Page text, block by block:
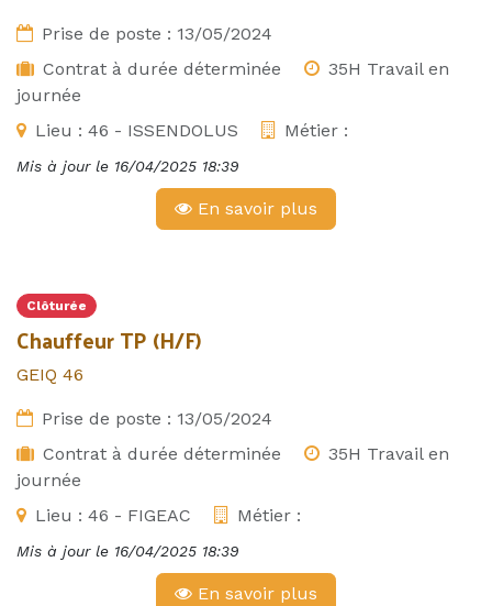
Prise de poste : 13/05/2024
Contrat à durée déterminée
35H Travail en
journée
Lieu : 46 - ISSENDOLUS Métier :
Mis à jour le 16/04/2025 18:39
En savoir plus
Clôturée
Chauffeur TP (H/F)
GEIQ 46
Prise de poste : 13/05/2024
Contrat à durée déterminée
35H Travail en
journée
Lieu : 46 - FIGEAC Métier :
Mis à jour le 16/04/2025 18:39
En savoir plus